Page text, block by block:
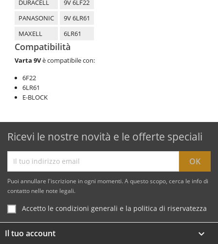
DURACELL
9V 6LF22
PANASONIC
9V 6LR61
MAXELL
6LR61
Compatibilità
Varta 9Vè compatibile con:
6F22
6LR61
E-BLOCK
Ricevi le nostre novità e le offerte speciali
Puoi annullare l'iscrizione in ogni momenti. A questo scopo, cerca le info di
contatto nelle note legali.
Accetto le condizioni generali e la politica di riservatezza
Il tuo account 